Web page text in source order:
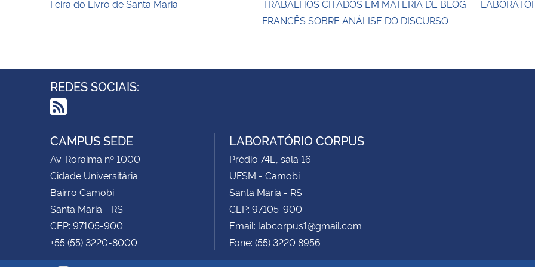
Feira do Livro de Santa Maria
TRABALHOS CITADOS EM MATÉRIA DE BLOG
FRANCÊS SOBRE ANÁLISE DO DISCURSO
REDES SOCIAIS:
RSS
CAMPUS SEDE
Av. Roraima nº 1000
Cidade Universitária
Bairro Camobi
Santa Maria - RS
CEP: 97105-900
+55 (55) 3220-8000
LABORATÓRIO CORPUS
Prédio 74E, sala 16.
UFSM - Camobi
Santa Maria - RS
CEP: 97105-900
Email: labcorpus1@gmail.com
Fone: (55) 3220 8956